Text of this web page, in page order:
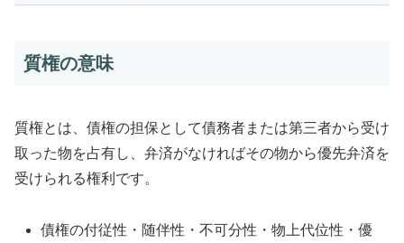
質権の意味
質権とは、債権の担保として債務者または第三者から受け
取った物を占有し、弁済がなければその物から優先弁済を
受けられる権利です。
債権の付従性・随伴性・不可分性・物上代位性・優